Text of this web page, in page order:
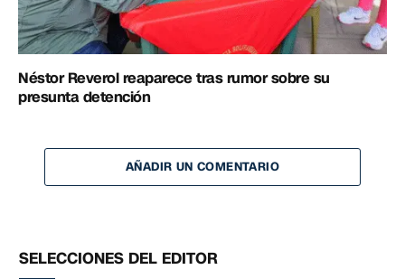
Néstor Reverol reaparece tras rumor sobre su
presunta detención
AÑADIR UN COMENTARIO
SELECCIONES DEL EDITOR